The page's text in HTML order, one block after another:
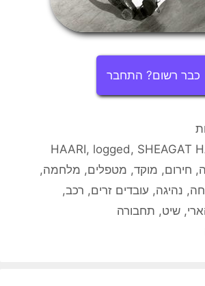
כבר רשום? התחבר
HAARI, logged , SHEAGAT
, חירום, מוקד, מטפלים, מלחמה,
, נהיגה, עובדים זרים, רכב,
, שיט, תחבורה